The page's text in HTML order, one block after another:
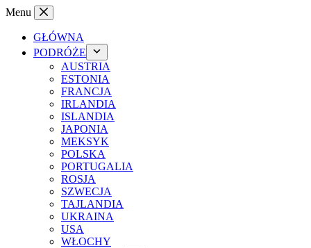
Przejdź
treści
Menu
GŁÓWNA
PODRÓŻE
AUSTRIA
ESTONIA
FRANCJA
IRLANDIA
ISLANDIA
JAPONIA
MEKSYK
POLSKA
PORTUGALIA
ROSJA
SZWECJA
TAJLANDIA
UKRAINA
USA
WŁOCHY